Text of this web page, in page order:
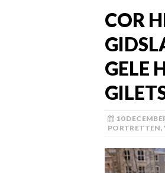
COR
GELE
10
PORTRETTEN,